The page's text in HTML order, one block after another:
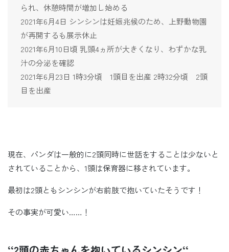
られ、休憩時間が増加し始める
2021年6月4日 シンシンは妊娠兆候のため、上野動物園
が再開するも展示休止
2021年6月10日頃 乳頭4ヵ所が大きくなり、わずかな乳
汁の分泌を確認
2021年6月23日 1時3分頃 1頭目を出産 2時32分頃 2頭
目を出産
現在、パンダは一般的に2頭同時に世話をすることは少ないと
されていることから、1頭は保育器に移されています。
最初は2頭ともシンシンが右前肢で抱いていたそうです！
その事実が可愛い……！